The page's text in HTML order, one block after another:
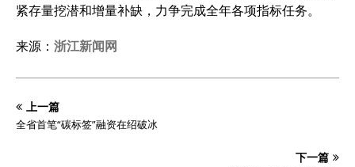
紧存量挖潜和增量补缺，力争完成全年各项指标任务。
来源： 浙江新闻网
上一篇
全省首笔“碳标签”融资在绍破冰
下一篇